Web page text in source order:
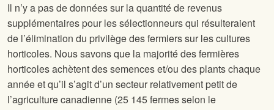
Il n’y a pas de données sur la quantité de revenus
supplémentaires pour les sélectionneurs qui résulteraient
de l’élimination du privilège des fermiers sur les cultures
horticoles. Nous savons que la majorité des fermières
horticoles achètent des semences et/ou des plants chaque
année et qu’il s’agit d’un secteur relativement petit de
l’agriculture canadienne (25 145 fermes selon le